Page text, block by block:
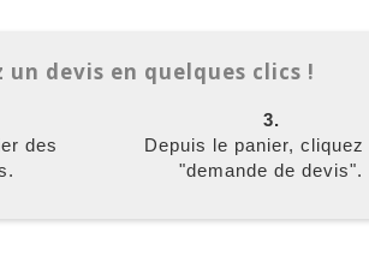
un devis en quelques clics !
des
3.
Depuis le panier, cliquez
"demande de devis".